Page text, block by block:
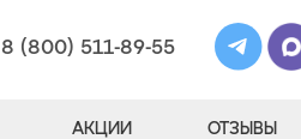
8 (800) 511-89-55
АКЦИИ ОТЗЫВЫ